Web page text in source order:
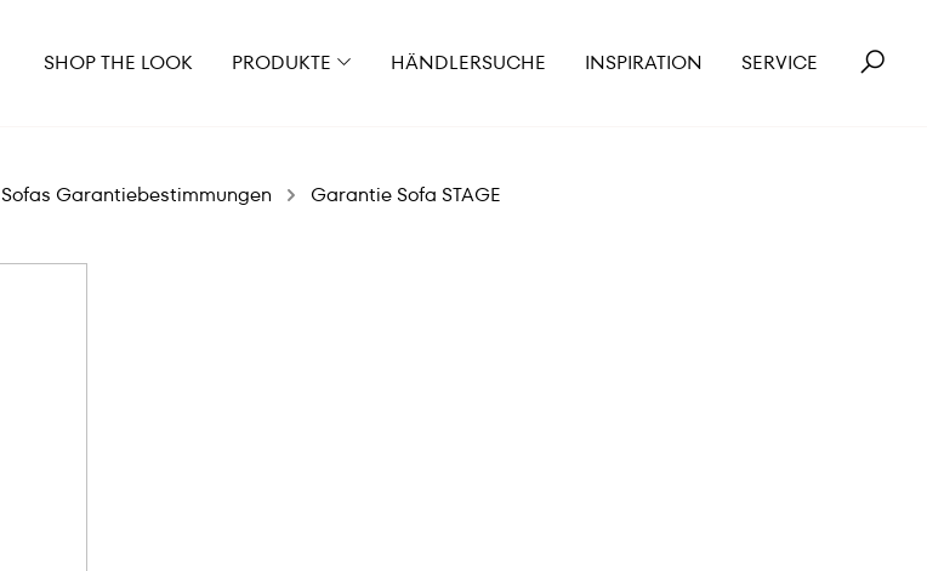
SHOP THE LOOK PRODUKTE HÄNDLERSUCHE INSPIRATION SERVICE
Sofas Garantiebestimmungen Garantie Sofa STAGE